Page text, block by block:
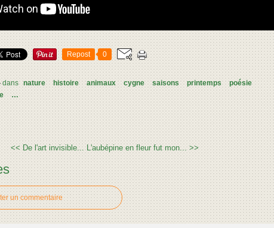
Repost 0
dans nature histoire animaux cygne saisons printemps
poésie
…
<< De l'art invisible... L'aubépine en fleur fut mon... >>
un commentaire